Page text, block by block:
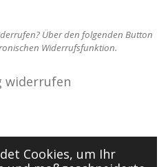
Cookies, um Ihr
Über den folgenden Button
Widerrufsfunktion.
widerrufen